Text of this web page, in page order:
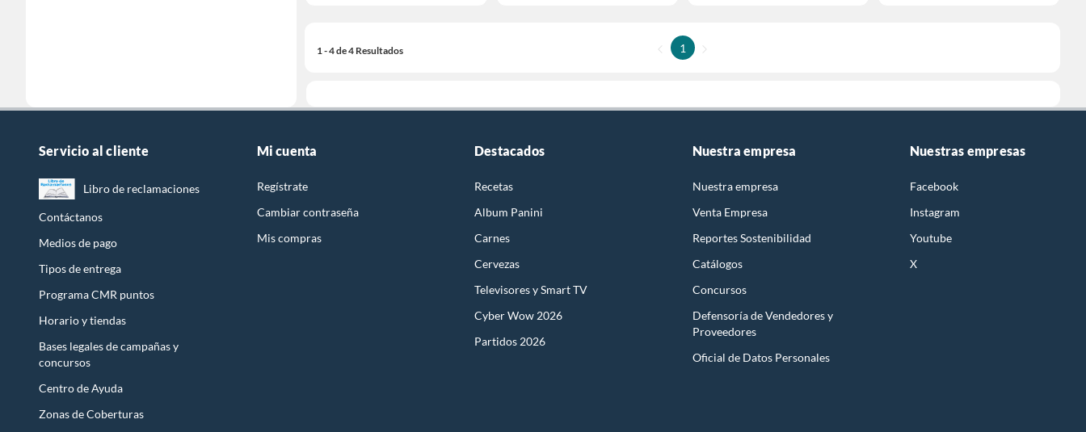
1 - 4 de 4 Resultados 1
Servicio al cliente
Libro de reclamaciones
Contáctanos
Medios de pago
Tipos de entrega
Programa CMR puntos
Horario y tiendas
Bases legales de campañas y
concursos
Centro de Ayuda
Zonas de Coberturas
Mi cuenta
Regístrate
Cambiar contraseña
Mis compras
Destacados
Recetas
Album Panini
Carnes
Cervezas
Televisores y Smart TV
Cyber Wow 2026
Partidos 2026
Nuestra empresa
Nuestra empresa
Venta Empresa
Reportes Sostenibilidad
Catálogos
Concursos
Defensoría de Vendedores y
Proveedores
Oficial de Datos Personales
Nuestras empresas
Facebook
Instagram
Youtube
X